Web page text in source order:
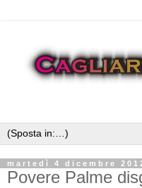
martedì 4 dicembre
Povere Palme